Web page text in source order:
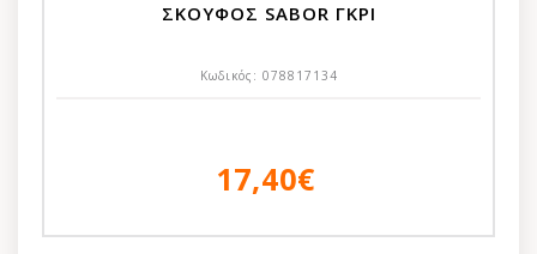
ΣΚΟΥΦΟΣ SABOR ΓΚΡΙ
Κωδικός: 078817134
17,40€